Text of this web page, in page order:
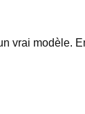
vrai modèle.